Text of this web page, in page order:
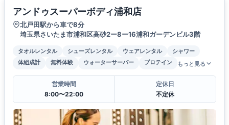
アンドゥスーパーボディ浦和店
北戸田駅から車で8分
埼玉県さいたま市浦和区高砂2ー8ー16浦和ガーデンビル3階
タオルレンタル シューズレンタル ウェアレンタル
シャワー
体組成計
無料体験 ウォーターサーバー プロテイン もっと見る
営業時間
8:00〜22:00
定休日
不定休